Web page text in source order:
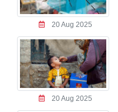
20 Aug 2025
20 Aug 2025